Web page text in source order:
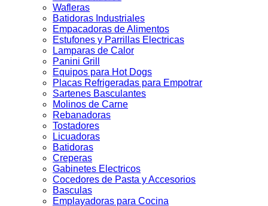
Wafleras
Batidoras Industriales
Empacadoras de Alimentos
Estufones y Parrillas Electricas
Lamparas de Calor
Panini Grill
Equipos para Hot Dogs
Placas Refrigeradas para Empotrar
Sartenes Basculantes
Molinos de Carne
Rebanadoras
Tostadores
Licuadoras
Batidoras
Creperas
Gabinetes Electricos
Cocedores de Pasta y Accesorios
Basculas
Emplayadoras para Cocina